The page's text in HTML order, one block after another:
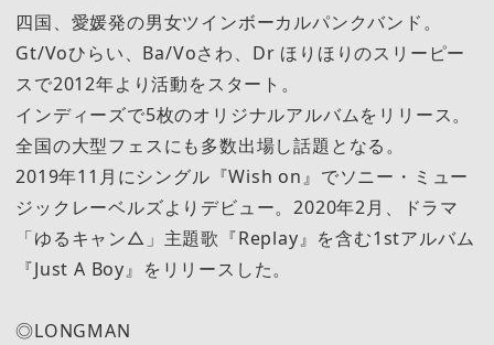
四国、愛媛発の男女ツインボーカルパンクバンド。
Gt/Voひらい、Ba/Voさわ、Dr ほりほりのスリーピー
スで2012年より活動をスタート。
インディーズで5枚のオリジナルアルバムをリリース。
全国の大型フェスにも多数出場し話題となる。
2019年11月にシングル『Wish on』でソニー・ミュー
ジックレーベルズよりデビュー。2020年2月、ドラマ
「ゆるキャン△」主題歌『Replay』を含む1stアルバム
『Just A Boy』をリリースした。
◎LONGMAN